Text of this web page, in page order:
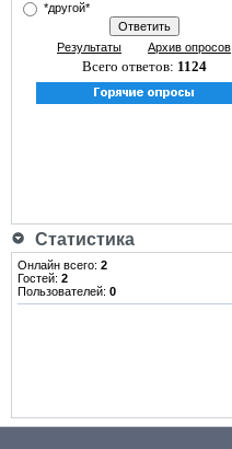
*другой*
Результаты Архив опросов
Всего ответов: 1124
Статистика
Онлайн всего: 2
Гостей: 2
Пользователей: 0